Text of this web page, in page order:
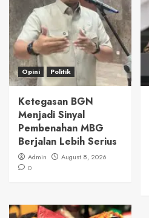
Opini Politik
Ketegasan BGN
Menjadi Sinyal
Pembenahan MBG
Berjalan Lebih Serius
Admin
August 8, 2026
0